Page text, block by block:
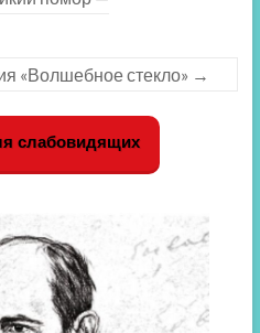
«Волшебное стекло» →
слабовидящих